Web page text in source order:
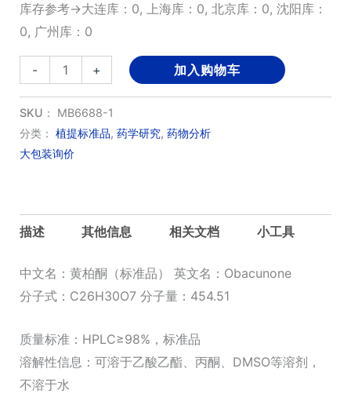
库存参考→大连库：0, 上海库：0, 北京库：0, 沈阳库：
0, 广州库：0
-
柏
酮
（标
准
量
+ 加入购物车
SKU： MB6688-1
分类： 植提标准品, 药学研究, 药物分析
大包装询价
描述 其他信息 相关文档 小工具
中文名：黄柏酮（标准品） 英文名：Obacunone
分子式：C26H30O7 分子量：454.51
质量标准：HPLC≥98%，标准品
溶解性信息：可溶于乙酸乙酯、丙酮、DMSO等溶剂，
不溶于水